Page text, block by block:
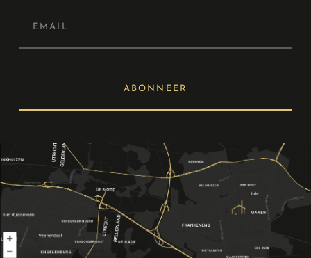
ABONNEER